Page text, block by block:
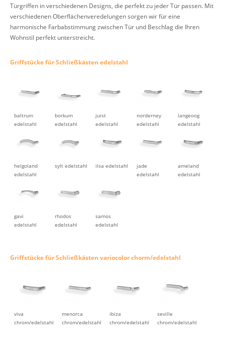
Türgriffen in verschiedenen Designs, die perfekt zu jeder Tür passen. Mit
verschiedenen Oberflächenveredelungen sorgen wir für eine
harmonische Farbabstimmung zwischen Tür und Beschlag die Ihren
Wohnstil perfekt unterstreicht.
Griffstücke für Schließkästen edelstahl
baltrum
edelstahl
borkum
edelstahl
juist
edelstahl
norderney
edelstahl
langeoog
edelstahl
helgoland
edelstahl
sylt edelstahl ilsa edelstahl
jade
edelstahl
ameland
edelstahl
gavi
edelstahl
rhodos
edelstahl
samos
edelstahl
Griffstücke für Schließkästen variocolor chorm/edelstahl
viva
chrom/edelstahl
menorca
chrom/edelstahl
ibiza
chrom/edelstahl
seville
chrom/edelstahl